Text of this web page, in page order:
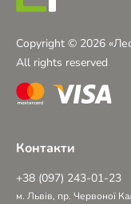
Copyright © 2026
All rights reserved
Контакти
+38 (097) 243-01-23
м. Львів, пр. Червоної